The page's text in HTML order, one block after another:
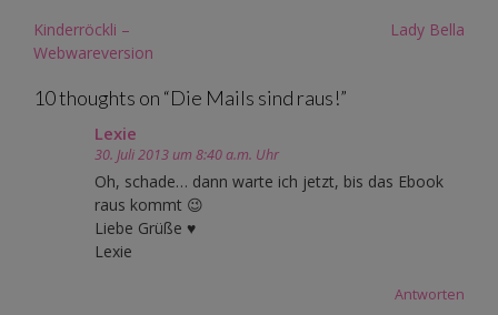
Post
navigation
Kinderröckli –
Webwareversion
Lady Bella
10 thoughts on “Die Mails sind raus!”
Lexie
30. Juli 2013 um 8:40 a.m. Uhr
Oh, schade… dann warte ich jetzt, bis das Ebook
raus kommt 😉
Liebe Grüße ♥
Lexie
Antworten